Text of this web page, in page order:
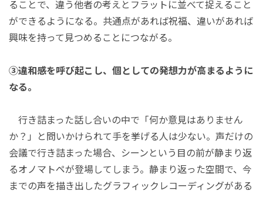
ることで、違う他者の考えとフラットに並べて捉えること
ができるようになる。共通点があれば祝福、違いがあれば
興味を持って見つめることにつながる。
③違和感を呼び起こし、個としての発想力が高まるように
なる。
行き詰まった話し合いの中で「何か意見はありません
か？」と問いかけられて手を挙げる人は少ない。声だけの
会議で行き詰まった場合、シーンという目の前が静まり返
るオノマトペが登場してしまう。静まり返った空間で、今
までの声を描き出したグラフィックレコーディングがある